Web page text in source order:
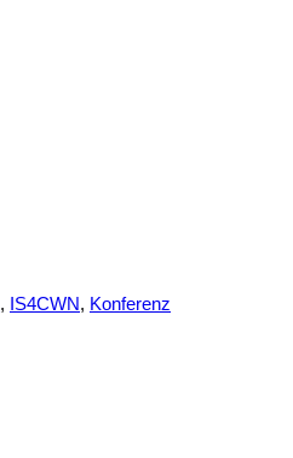
, IS4CWN, Konferenz